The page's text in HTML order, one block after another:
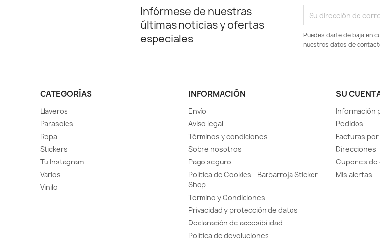
Infórmese de nuestras
últimas noticias y ofertas
especiales
Puedes darte de baja en
nuestros datos de
CATEGORÍAS
Llaveros
Parasoles
Ropa
Stickers
Tu Instagram
Varios
Vinilo
INFORMACIÓN
Envío
Aviso legal
Términos y condiciones
Sobre nosotros
Pago seguro
Política de Cookies - Barbarroja Sticker
Shop
Termino y Condiciones
Privacidad y protección de datos
Declaración de accesibilidad
Política de devoluciones
SU
Información
Pedidos
Facturas
Direcciones
Cupones
Mis alertas